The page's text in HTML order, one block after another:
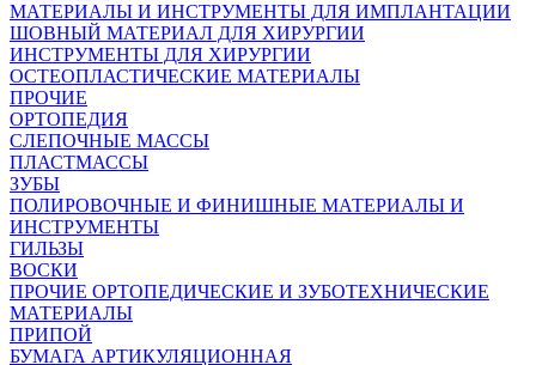
МАТЕРИАЛЫ И ИНСТРУМЕНТЫ ДЛЯ ИМПЛАНТАЦИИ
ШОВНЫЙ МАТЕРИАЛ ДЛЯ ХИРУРГИИ
ИНСТРУМЕНТЫ ДЛЯ ХИРУРГИИ
ОСТЕОПЛАСТИЧЕСКИЕ МАТЕРИАЛЫ
ПРОЧИЕ
ОРТОПЕДИЯ
СЛЕПОЧНЫЕ МАССЫ
ПЛАСТМАССЫ
ЗУБЫ
ПОЛИРОВОЧНЫЕ И ФИНИШНЫЕ МАТЕРИАЛЫ И
ИНСТРУМЕНТЫ
ГИЛЬЗЫ
ВОСКИ
ПРОЧИЕ ОРТОПЕДИЧЕСКИЕ И ЗУБОТЕХНИЧЕСКИЕ
МАТЕРИАЛЫ
ПРИПОЙ
БУМАГА АРТИКУЛЯЦИОННАЯ